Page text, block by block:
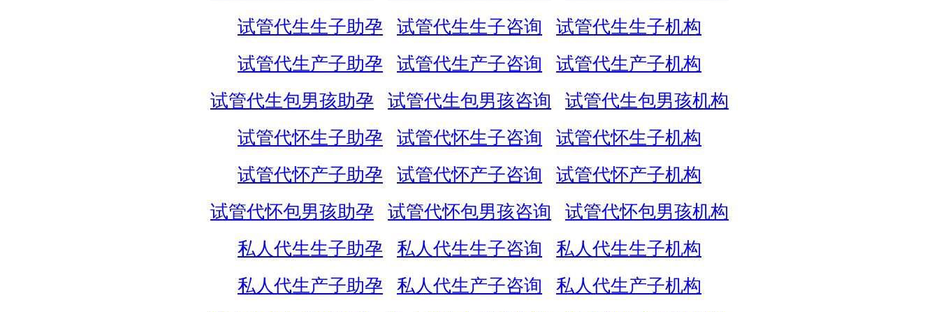
试管代生生子助孕
试管代生生子咨询
试管代生生子机构
试管代生产子助孕
试管代生产子咨询
试管代生产子机构
试管代生包男孩助孕
试管代生包男孩咨询
试管代生包男孩机构
试管代怀生子助孕
试管代怀生子咨询
试管代怀生子机构
试管代怀产子助孕
试管代怀产子咨询
试管代怀产子机构
试管代怀包男孩助孕
试管代怀包男孩咨询
试管代怀包男孩机构
私人代生生子助孕
私人代生生子咨询
私人代生生子机构
私人代生产子助孕
私人代生产子咨询
私人代生产子机构